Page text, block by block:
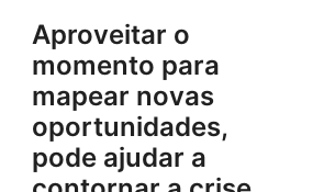
Aproveitar o
momento para
mapear novas
oportunidades,
pode ajudar a